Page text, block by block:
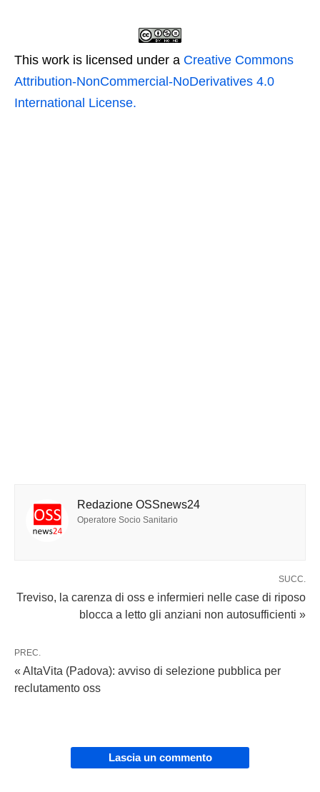
This work is licensed under a Creative Commons
Attribution-NonCommercial-NoDerivatives 4.0
International License.
Redazione OSSnews24
Operatore Socio Sanitario
SUCC.
Treviso, la carenza di oss e infermieri nelle case di riposo
blocca a letto gli anziani non autosufficienti »
PREC.
« AltaVita (Padova): avviso di selezione pubblica per
reclutamento oss
Lascia un commento